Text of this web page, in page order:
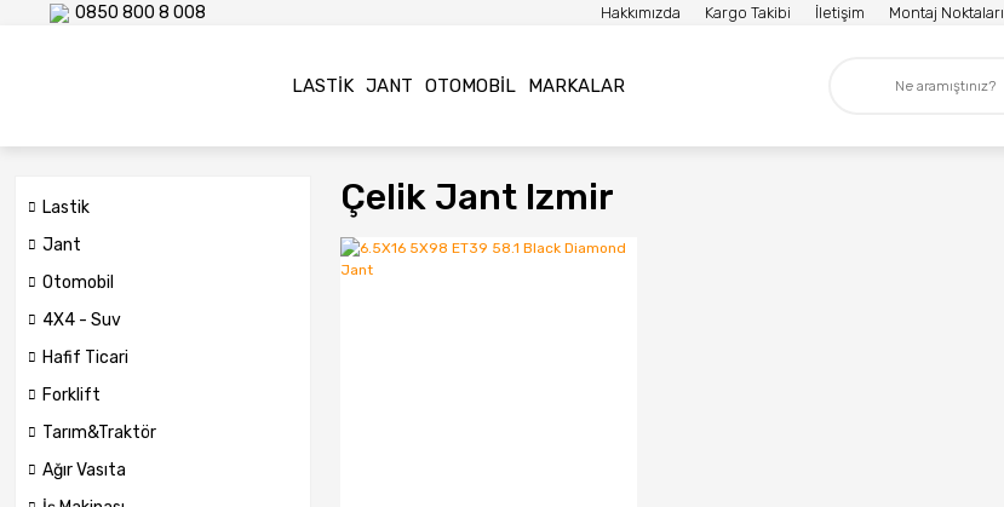
0850 800 8 008 Hakkımızda Kargo Takibi İletişim Montaj Noktaları
LASTIK JANT OTOMOBIL MARKALAR
Lastik
Jant
Otomobil
4X4 - Suv
Hafif Ticari
Forklift
Tarım&Traktör
Ağır Vasıta
Çelik Jant Izmir